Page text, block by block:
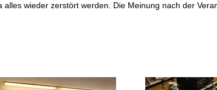
wieder zerstört werden. Die Meinung nach der